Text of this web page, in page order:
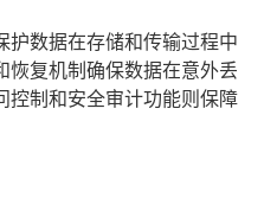
护数据在存储和传输过程中
恢复机制确保数据在意外丢
控制和安全审计功能则保障